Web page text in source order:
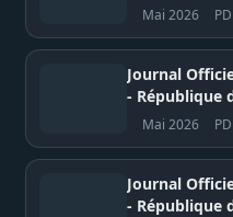
Mai 2026
Journal
- République
Mai 2026
Journal
- République